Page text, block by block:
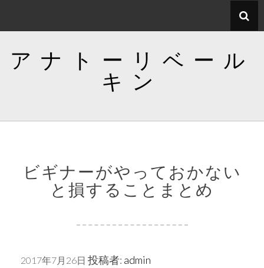
キ
アナトーリベール
キン
ビギナーがやっておかない
と損することまとめ
2017年7月26日 投稿者: admin